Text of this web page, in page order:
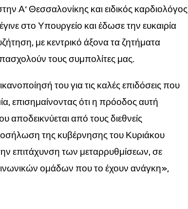
Α’ Θεσσαλονίκης και ειδικός καρδιολόγος
στο Υπουργείο και έδωσε την ευκαιρία
με κεντρικό άξονα τα ζητήματα
τους συμπολίτες μας.
του για τις καλές επιδόσεις που
επισημαίνοντας ότι η πρόοδος αυτή
από τους διεθνείς
της κυβέρνησης του Κυριάκου
επιτάχυνση των μεταρρυθμίσεων, σε
ομάδων που το έχουν ανάγκη»,